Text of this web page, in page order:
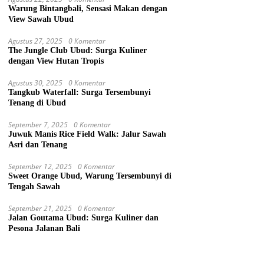
Warung Bintangbali, Sensasi Makan dengan
View Sawah Ubud
Agustus 27, 2025 0 Komentar
The Jungle Club Ubud: Surga Kuliner
dengan View Hutan Tropis
Agustus 30, 2025 0 Komentar
Tangkub Waterfall: Surga Tersembunyi
Tenang di Ubud
September 7, 2025 0 Komentar
Juwuk Manis Rice Field Walk: Jalur Sawah
Asri dan Tenang
September 12, 2025 0 Komentar
Sweet Orange Ubud, Warung Tersembunyi di
Tengah Sawah
September 21, 2025 0 Komentar
Jalan Goutama Ubud: Surga Kuliner dan
Pesona Jalanan Bali